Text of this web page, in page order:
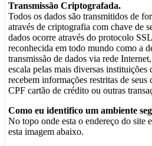
Transmissão Criptografada.
Todos os dados são transmitidos de
através de criptografia com chave de
dados ocorre através do protocolo
reconhecida em todo mundo como a
transmissão de dados via rede
escala pelas mais diversas instituições
recebem informações restritas de
CPF cartão de crédito ou outras
Como eu identifico um ambiente
No topo onde esta o endereço do site
esta imagem abaixo.